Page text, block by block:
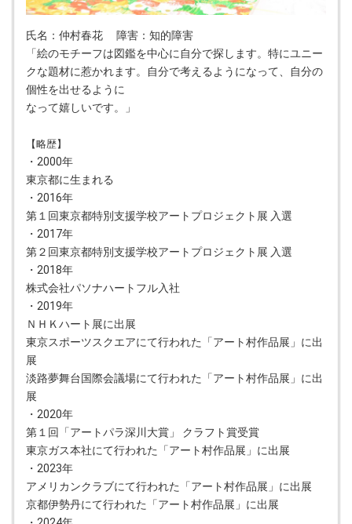
氏名：仲村春花 障害：知的障害
「絵のモチーフは図鑑を中心に自分で探します。特にユニー
クな題材に惹かれます。自分で考えるようになって、自分の
個性を出せるように
なって嬉しいです。」
【略歴】
・2000年
東京都に生まれる
・2016年
第１回東京都特別支援学校アートプロジェクト展 入選
・2017年
第２回東京都特別支援学校アートプロジェクト展 入選
・2018年
株式会社パソナハートフル入社
・2019年
ＮＨＫハート展に出展
東京スポーツスクエアにて行われた「アート村作品展」に出
展
淡路夢舞台国際会議場にて行われた「アート村作品展」に出
展
・2020年
第１回「アートパラ深川大賞」 クラフト賞受賞
東京ガス本社にて行われた「アート村作品展」に出展
・2023年
アメリカンクラブにて行われた「アート村作品展」に出展
京都伊勢丹にて行われた「アート村作品展」に出展